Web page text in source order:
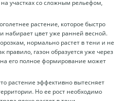
участках со сложным рельефом,
растение, которое быстро
набирает цвет уже ранней весной.
нормально растет в тени и не
правило, газон образуется уже через
его полное формирование может
растение эффективно вытесняет
Но ее рост необходимо